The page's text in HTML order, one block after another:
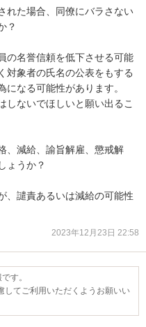
れた場合、同僚にバラさない
？
の名誉信頼を低下させる可能
対象者の氏名の公表をもする
なる可能性があります。
しないでほしいと願い出るこ
、減給、諭旨解雇、懲戒解
ょうか？
、譴責あるいは減給の可能性
2023年12月23日 22:58
す。
してご利用いただくようお願いい